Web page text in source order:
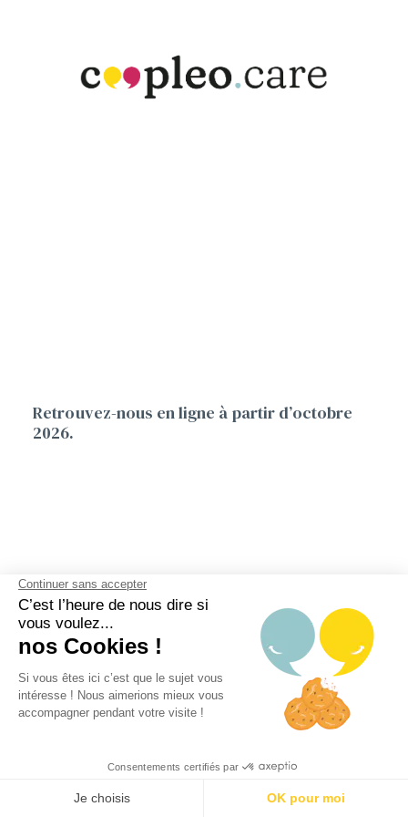
Retrouvez-nous en ligne à partir d’octobre
2026.